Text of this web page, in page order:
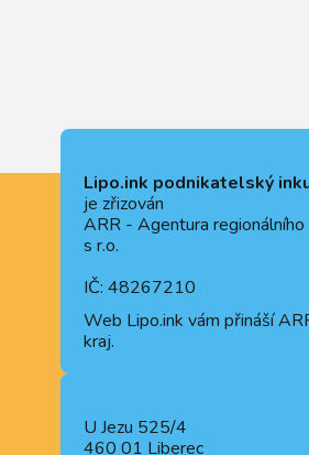
Lipo.ink podnikatelský
je zřizován
ARR - Agentura regionálního
s r.o.
IČ: 48267210
Web Lipo.ink vám přináší
kraj.
U Jezu 525/4
460 01 Liberec